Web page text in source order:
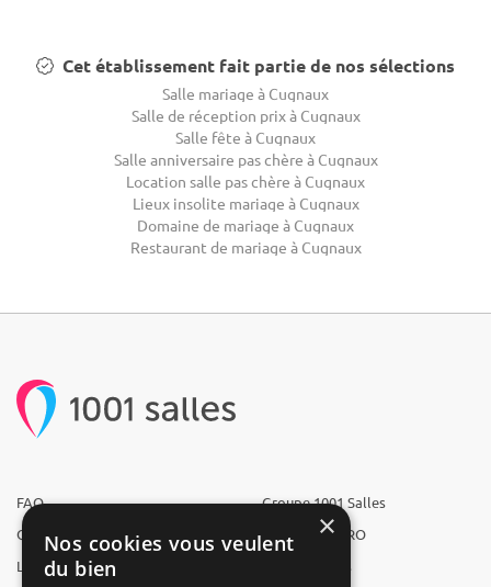
Cet établissement fait partie de nos sélections
Salle mariage à Cugnaux
Salle de réception prix à Cugnaux
Salle fête à Cugnaux
Salle anniversaire pas chère à Cugnaux
Location salle pas chère à Cugnaux
Lieux insolite mariage à Cugnaux
Domaine de mariage à Cugnaux
Restaurant de mariage à Cugnaux
FAQ
Qui sommes-nous ?
L'équipe
Groupe 1001 Salles
1001 Salles PRO
1001 Traiteurs
×
Nos cookies vous veulent
du bien